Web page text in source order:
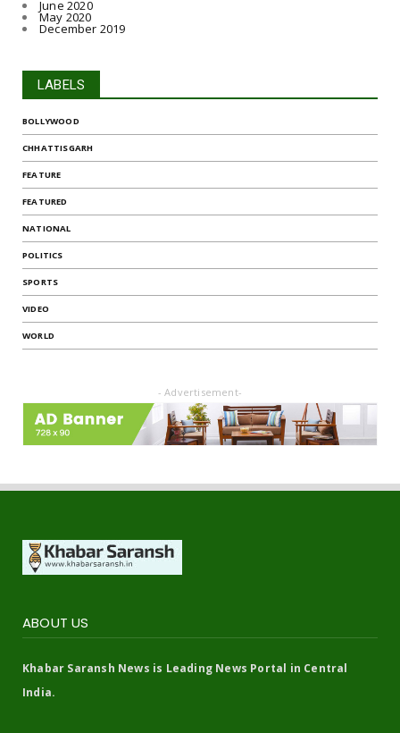
June 2020
May 2020
December 2019
LABELS
BOLLYWOOD
CHHATTISGARH
FEATURE
FEATURED
NATIONAL
POLITICS
SPORTS
VIDEO
WORLD
- Advertisement-
ABOUT US
Khabar Saransh News is Leading News Portal in Central
India.